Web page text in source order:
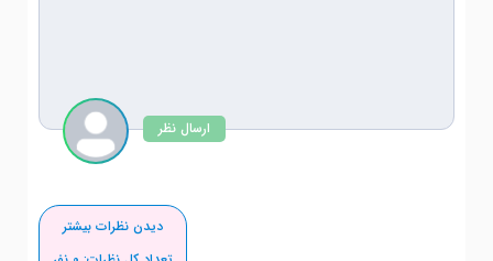
ارسال نظر
دیدن نظرات بیشتر